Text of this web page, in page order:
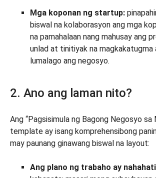
Mga koponan ng startup:
biswal na kolaborasyon ang mga
na pamahalaan nang mahusay ang
unlad at tinitiyak na magkakatugma
lumalago ang negosyo.
2. Ano ang laman nito?
Ang “Pagsisimula ng Bagong Negosyo sa
template ay isang komprehensibong
may paunang ginawang biswal na layout:
Ang plano ng trabaho ay nahahati